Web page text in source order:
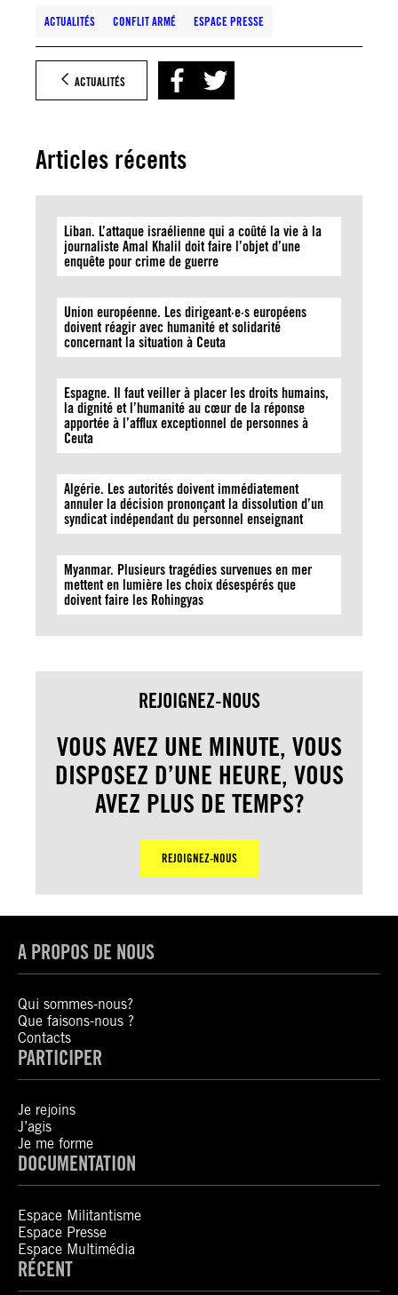
ACTUALITÉS CONFLIT ARMÉ ESPACE PRESSE
ACTUALITÉS
Articles récents
Liban. L’attaque israélienne qui a coûté la vie à la
journaliste Amal Khalil doit faire l’objet d’une
enquête pour crime de guerre
Union européenne. Les dirigeant·e·s européens
doivent réagir avec humanité et solidarité
concernant la situation à Ceuta
Espagne. Il faut veiller à placer les droits humains,
la dignité et l’humanité au cœur de la réponse
apportée à l’afflux exceptionnel de personnes à
Ceuta
Algérie. Les autorités doivent immédiatement
annuler la décision prononçant la dissolution d’un
syndicat indépendant du personnel enseignant
Myanmar. Plusieurs tragédies survenues en mer
mettent en lumière les choix désespérés que
doivent faire les Rohingyas
REJOIGNEZ-NOUS
VOUS AVEZ UNE MINUTE, VOUS
DISPOSEZ D’UNE HEURE, VOUS
AVEZ PLUS DE TEMPS?
REJOIGNEZ-NOUS
A PROPOS DE NOUS
Qui sommes-nous?
Que faisons-nous ?
Contacts
PARTICIPER
Je rejoins
J’agis
Je me forme
DOCUMENTATION
Espace Militantisme
Espace Presse
Espace Multimédia
RÉCENT